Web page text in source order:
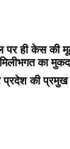
पर ही केस की
का
प्रदेश की